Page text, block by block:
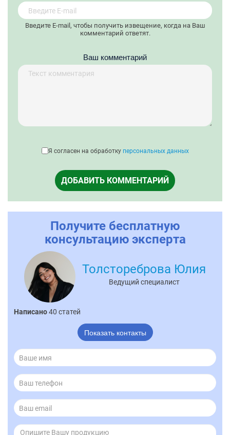
Введите E-mail, чтобы получить извещение, когда на Ваш
комментарий ответят.
Ваш комментарий
Я согласен на обработку персональных данных
ДОБАВИТЬ КОММЕНТАРИЙ
Получите бесплатную
консультацию эксперта
Толстореброва Юлия
Ведущий специалист
Написано40 статей
Показать контакты